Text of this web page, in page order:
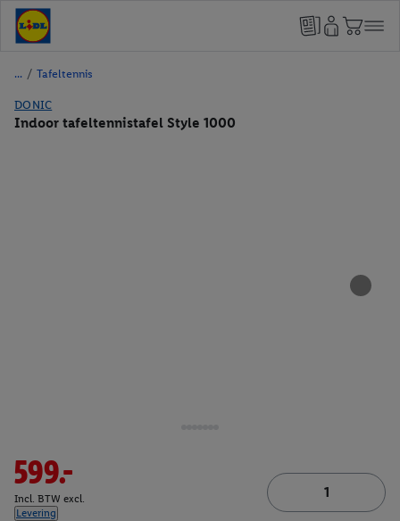
/ Tafeltennis
DONIC
Indoor tafeltennistafel Style 1000
599.-
Incl. BTW excl.
Levering